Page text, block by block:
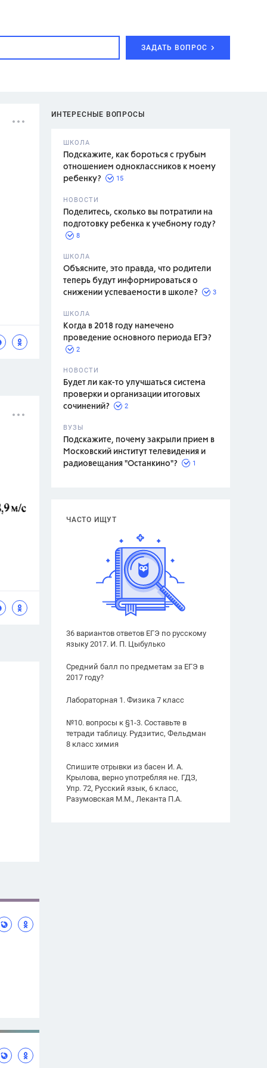
ЗАДАТЬ ВОПРОС
ИНТЕРЕСНЫЕ ВОПРОСЫ
ШКОЛА
Подскажите, как бороться с грубым
отношением одноклассников к моему
ребенку?
15
НОВОСТИ
Поделитесь, сколько вы потратили на
подготовку ребенка к учебному году?
8
ШКОЛА
Объясните, это правда, что родители
теперь будут информироваться о
снижении успеваемости в школе?
3
ШКОЛА
Когда в 2018 году намечено
проведение основного периода ЕГЭ?
2
НОВОСТИ
Будет ли как-то улучшаться система
проверки и организации итоговых
сочинений?
2
ВУЗЫ
Подскажите, почему закрыли прием в
Московский институт телевидения и
радиовещания "Останкино"?
1
ЧАСТО ИЩУТ
36 вариантов ответов ЕГЭ по русскому
языку 2017. И. П. Цыбулько
Средний балл по предметам за ЕГЭ в
2017 году?
Лабораторная 1. Физика 7 класс
№10. вопросы к §1-3. Составьте в
тетради таблицу. Рудзитис, Фельдман
8 класс химия
Спишите отрывки из басен И. А.
Крылова, верно употребляя не. ГДЗ,
Упр. 72, Русский язык, 6 класс,
Разумовская М.М., Леканта П.А.